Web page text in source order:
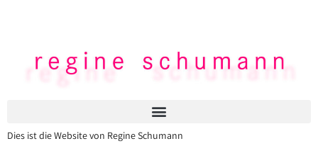
Dies ist die Website von Regine Schumann